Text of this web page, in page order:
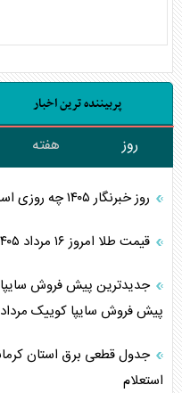
پربیننده ترین اخبار
روز هفته
روز خبرنگار ۱۴۰۵ چه روزی است؟ + پیام تبریک روز خبرنگار ۱۴۰۵
قیمت طلا امروز ۱۶ مرداد ۱۴۰۵
پیش فروش سایپا کوییک مرداد ۱۴۰۵ اعلام شد
استعلام